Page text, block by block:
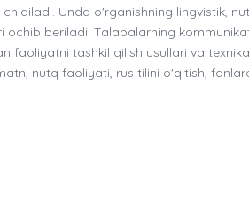
Unda o'rganishning lingvistik,
beriladi. Talabalarning
tashkil qilish usullari va
nutq faoliyati, rus tilini o'qitish,